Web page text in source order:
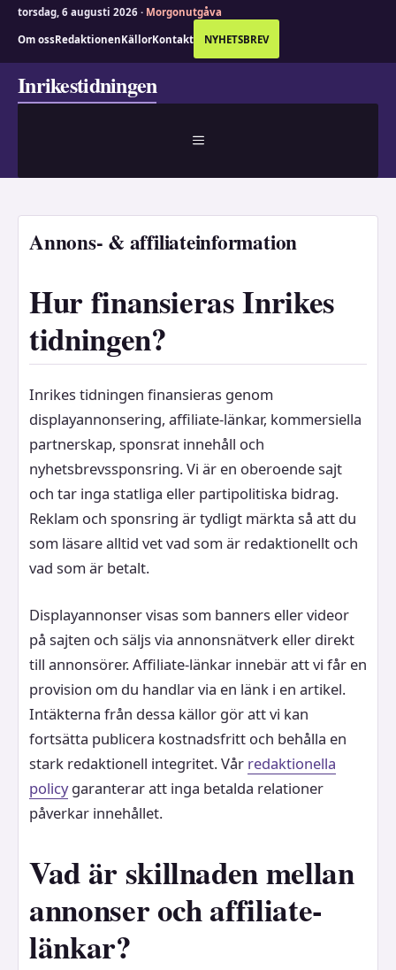
torsdag, 6 augusti 2026 · Morgonutgåva
Om ossRedaktionenKällorKontakt NYHETSBREV
Inrikestidningen
MENY
Annons- & affiliateinformation
Hur finansieras Inrikes
tidningen?
Inrikes tidningen finansieras genom
displayannonsering, affiliate-länkar, kommersiella
partnerskap, sponsrat innehåll och
nyhetsbrevssponsring. Vi är en oberoende sajt
och tar inga statliga eller partipolitiska bidrag.
Reklam och sponsring är tydligt märkta så att du
som läsare alltid vet vad som är redaktionellt och
vad som är betalt.
Displayannonser visas som banners eller videor
på sajten och säljs via annonsnätverk eller direkt
till annonsörer. Affiliate-länkar innebär att vi får en
provision om du handlar via en länk i en artikel.
Intäkterna från dessa källor gör att vi kan
fortsätta publicera kostnadsfritt och behålla en
stark redaktionell integritet. Vår redaktionella
policygaranterar att inga betalda relationer
påverkar innehållet.
Vad är skillnaden mellan
annonser och affiliate-
länkar?